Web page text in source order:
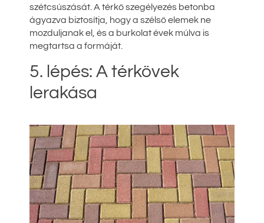
szétcsúszását. A térkő szegélyezés betonba
ágyazva biztosítja, hogy a szélső elemek ne
mozduljanak el, és a burkolat évek múlva is
megtartsa a formáját.
5. lépés: A térkövek
lerakása